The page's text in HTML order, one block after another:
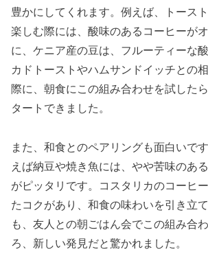
豊かにしてくれます。例えば、トース
楽しむ際には、酸味のあるコーヒーが
に、ケニア産の豆は、フルーティーな
カドトーストやハムサンドイッチとの
際に、朝食にこの組み合わせを試した
タートできました。
また、和食とのペアリングも面白いで
えば納豆や焼き魚には、やや苦味のあ
がピッタリです。コスタリカのコーヒ
たコクがあり、和食の味わいを引き立
も、友人との朝ごはん会でこの組み合
ろ、新しい発見だと驚かれました。